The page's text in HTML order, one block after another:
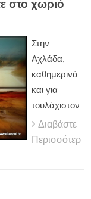
στο χωριό
Στην
Αχλάδα,
καθημερινά
και για
τουλάχιστον
Διαβάστε
Περισσότερ